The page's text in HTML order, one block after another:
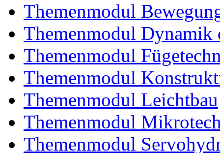
Themenmodul
Themenmodul Dynamik
Themenmodul
Themenmodul
Themenmodul Leichtbau
Themenmodul
Themenmodul